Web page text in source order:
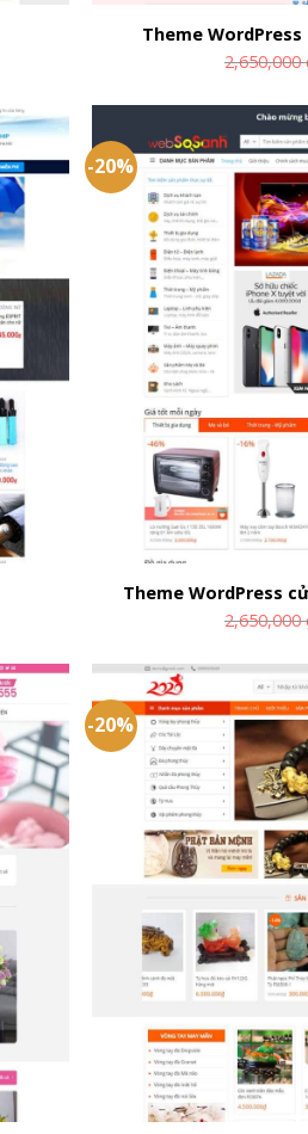
Theme
2,650,000
-20%
Theme WordPress
2,650,000
-20%